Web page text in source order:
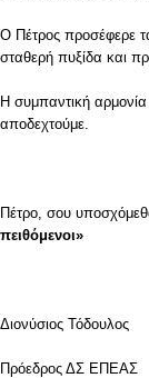
Ο Πέτρος προσέφερε
σταθερή πυξίδα και
Η συμπαντική
αποδεχτούμε.
Πέτρο, σου
πειθόμενοι»
Διονύσιος Τόδουλος
Πρόεδρος ΔΣ ΕΠΕΑΣ